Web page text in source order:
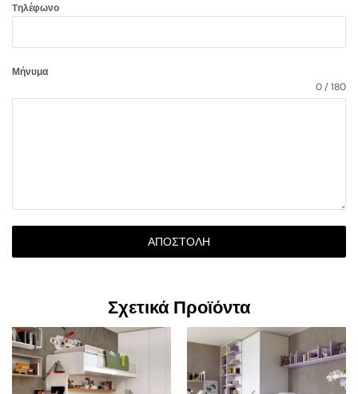
Tηλέφωνο
Μήνυμα
0 / 180
ΑΠΟΣΤΟΛΉ
Σχετικά Προϊόντα